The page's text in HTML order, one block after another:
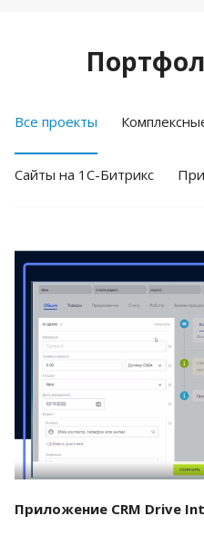
Все проекты
Cайты на 1С-Битрикс
Смотреть
Приложение CRM Drive